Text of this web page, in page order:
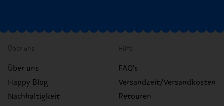
Über uns
Über uns
Happy Blog
Nachhaltigkeit
Hilfe
FAQ's
Versandzeit/Versandkosten
Retouren